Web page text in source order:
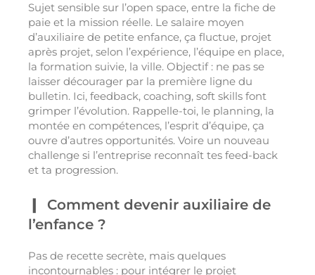
Sujet sensible sur l’open space, entre la fiche de
paie et la mission réelle. Le salaire moyen
d’auxiliaire de petite enfance, ça fluctue, projet
après projet, selon l’expérience, l’équipe en place,
la formation suivie, la ville. Objectif : ne pas se
laisser décourager par la première ligne du
bulletin. Ici, feedback, coaching, soft skills font
grimper l’évolution. Rappelle-toi, le planning, la
montée en compétences, l’esprit d’équipe, ça
ouvre d’autres opportunités. Voire un nouveau
challenge si l’entreprise reconnaît tes feed-back
et ta progression.
Comment devenir auxiliaire de
l’enfance ?
Pas de recette secrète, mais quelques
incontournables : pour intégrer le projet